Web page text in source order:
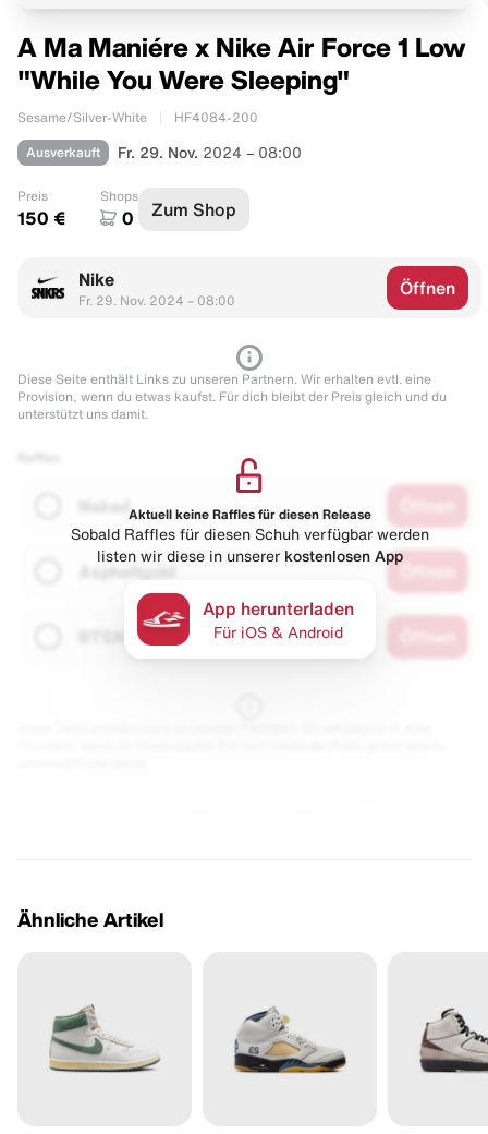
A Ma Maniére x Nike Air Force 1 Low
"While You Were Sleeping"
Sesame/Silver-White HF4084-200
Ausverkauft Fr. 29. Nov. 2024 – 08:00
Preis
150 €
Shops
0 Zum Shop
Nike
Fr. 29. Nov. 2024 – 08:00
Öffnen
Diese Seite enthält Links zu unseren Partnern. Wir erhalten evtl. eine
Provision, wenn du etwas kaufst. Für dich bleibt der Preis gleich und du
unterstützt uns damit.
Naked
Asphaltgold
Aktuell keine Raffles für diesen Release
Sobald Raffles für diesen Schuh verfügbar werden
listen wir diese in unserer kostenlosen App
App herunterladen
Für iOS & Android
Ähnliche Artikel